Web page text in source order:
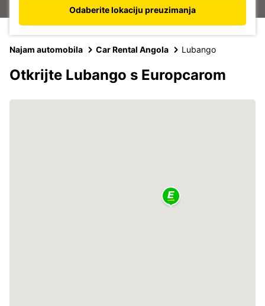
Odaberite lokaciju preuzimanja
Najam automobila Car Rental Angola Lubango
Otkrijte Lubango s Europcarom